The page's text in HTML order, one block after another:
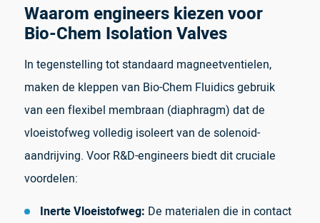
Waarom engineers kiezen voor
Bio-Chem Isolation Valves
In tegenstelling tot standaard magneetventielen,
maken de kleppen van Bio-Chem Fluidics gebruik
van een flexibel membraan (diaphragm) dat de
vloeistofweg volledig isoleert van de solenoid-
aandrijving. Voor R&D-engineers biedt dit cruciale
voordelen:
Inerte Vloeistofweg: De materialen die in contact